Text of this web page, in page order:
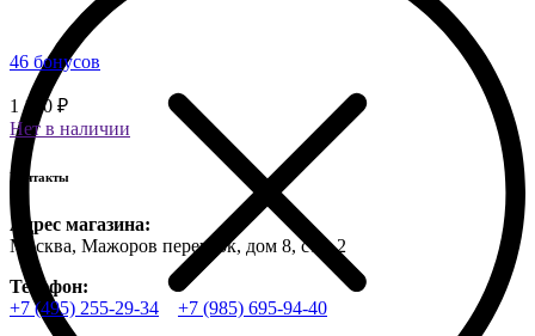
46 бонусов
1 150 ₽
Нет в наличии
Контакты
Адрес магазина:
Москва, Мажоров переулок, дом 8, стр. 2
Телефон:
+7 (495) 255-29-34
+7 (985) 695-94-40